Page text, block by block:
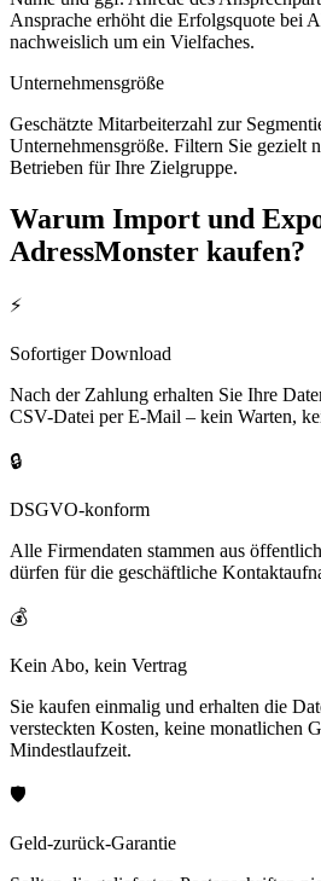
Ansprache erhöht die Erfolgsquote bei
nachweislich um ein Vielfaches.
Unternehmensgröße
Geschätzte Mitarbeiterzahl zur
Unternehmensgröße. Filtern Sie gezielt
Betrieben für Ihre Zielgruppe.
Warum Import und
AdressMonster kaufen?
⚡
Sofortiger Download
Nach der Zahlung erhalten Sie Ihre
CSV-Datei per E-Mail – kein Warten,
🔒
DSGVO-konform
Alle Firmendaten stammen aus
dürfen für die geschäftliche
💰
Kein Abo, kein Vertrag
Sie kaufen einmalig und erhalten die
versteckten Kosten, keine monatlichen
Mindestlaufzeit.
🛡️
Geld-zurück-Garantie